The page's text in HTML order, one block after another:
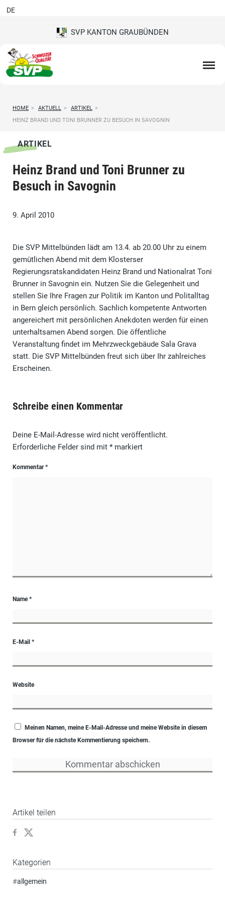
SVP KANTON GRAUBÜNDEN
DE
HOME > AKTUELL > ARTIKEL >
HEINZ BRAND UND TONI BRUNNER ZU BESUCH IN SAVOGNIN
ARTIKEL
Heinz Brand und Toni Brunner zu
Besuch in Savognin
9. April 2010
Die SVP Mittelbünden lädt am 13.4. ab 20.00 Uhr zu einem
gemütlichen Abend mit dem Klosterser
Regierungsratskandidaten Heinz Brand und Nationalrat Toni
Brunner in Savognin ein. Nutzen Sie die Gelegenheit und
stellen Sie Ihre Fragen zur Politik im Kanton und Politalltag
in Bern gleich persönlich. Sachlich kompetente Antworten
angereichert mit persönlichen Anekdoten werden für einen
unterhaltsamen Abend sorgen. Die öffentliche
Veranstaltung findet im Mehrzweckgebäude Sala Grava
statt. Die SVP Mittelbünden freut sich über Ihr zahlreiches
Erscheinen.
Schreibe einen Kommentar
Deine E-Mail-Adresse wird nicht veröffentlicht.
Erforderliche Felder sind mit *markiert
Kommentar*
Name*
E-Mail *
Website
Meinen Namen, meine E-Mail-Adresse und meine Website in diesem
Browser für die nächste Kommentierung speichern.
Artikel teilen
Kategorien
#allgemein